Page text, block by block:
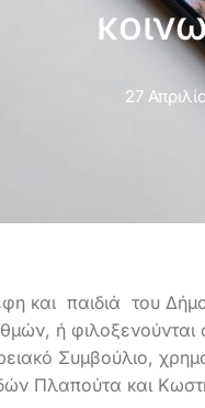
27
και παιδιά του
ή
Συμβούλιο,
Πλαπούτα και